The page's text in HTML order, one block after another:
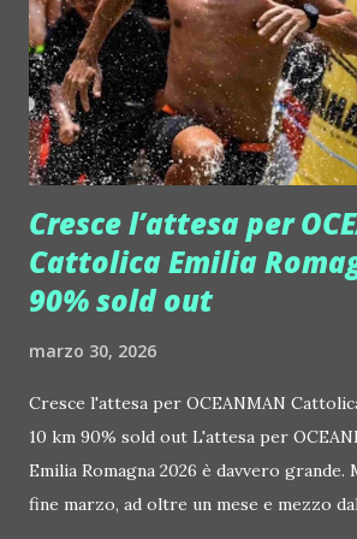
aprile, segnando il debutto di una
punta a consolidare la spiaggia
d'elezione per un pubblico trasversale.
ecco il set di Luca Daff. Nato a Trento
Cresce l’attesa per
Cattolica Emilia
90% sold out
marzo 30, 2026
Cresce l'attesa per OCEANMAN
10 km 90% sold out L'attesa per
Emilia Romagna 2026 è davvero grande.
fine marzo, ad oltre un mese e mezzo